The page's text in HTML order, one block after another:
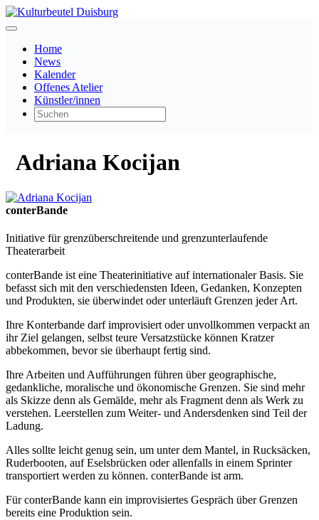
Home
News
Kalender
Offenes Atelier
Künstler/innen
Adriana Kocijan
conterBande
Initiative für grenzüberschreitende und grenzunterlaufende
Theaterarbeit
conterBande ist eine Theaterinitiative auf internationaler Basis. Sie
befasst sich mit den verschiedensten Ideen, Gedanken, Konzepten
und Produkten, sie überwindet oder unterläuft Grenzen jeder Art.
Ihre Konterbande darf improvisiert oder unvollkommen verpackt an
ihr Ziel gelangen, selbst teure Versatzstücke können Kratzer
abbekommen, bevor sie überhaupt fertig sind.
Ihre Arbeiten und Aufführungen führen über geographische,
gedankliche, moralische und ökonomische Grenzen. Sie sind mehr
als Skizze denn als Gemälde, mehr als Fragment denn als Werk zu
verstehen. Leerstellen zum Weiter- und Andersdenken sind Teil der
Ladung.
Alles sollte leicht genug sein, um unter dem Mantel, in Rucksäcken,
Ruderbooten, auf Eselsbrücken oder allenfalls in einem Sprinter
transportiert werden zu können. conterBande ist arm.
Für conterBande kann ein improvisiertes Gespräch über Grenzen
bereits eine Produktion sein.